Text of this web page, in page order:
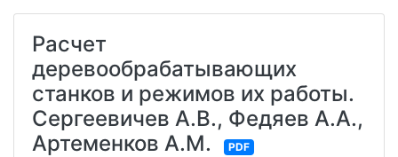
Расчет
деревообрабатывающих
станков и режимов их работы.
Сергеевичев А.В., Федяев А.А.,
Артеменков А.М.
PDF